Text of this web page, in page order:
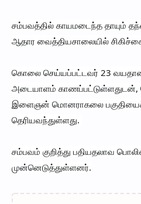
சம்பவத்தில் காயமடைந்த தாயும்
ஆதார வைத்தியசாலையில்
கொலை செய்யப்பட்டவர் 23
அடையாளம்
இளைஞன் மொனராகலை
தெரியவந்துள்ளது.
சம்பவம் குறித்து பதியதலாவ
முன்னெடுத்துள்ளனர்.